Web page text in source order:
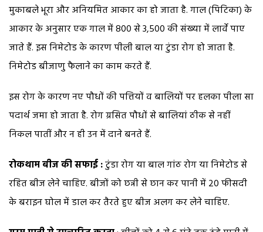
मुकाबले भूरा और अनियमित आकार का हो जाता है. गाल (पिटिका) के
आकार के अनुसार एक गाल में 800 से 3,500 की संख्या में लार्वे पाए
जाते हैं. इस निमेटोड के कारण पीली बाल या टुंडा रोग हो जाता है.
निमेटोड बीजाणु फैलाने का काम करते हैं.
इस रोग के कारण नए पौधों की पत्तियों व बालियों पर हलका पीला सा
पदार्थ जमा हो जाता है. रोग ग्रसित पौधों से बालियां ठीक से नहीं
निकल पातीं और न ही उन में दाने बनते हैं.
रोकथाम बीज की सफाई :टुंडा रोग या बाल गांठ रोग या निमेटोड से
रहित बीज लेने चाहिए. बीजों को छन्नी से छान कर पानी में 20 फीसदी
के बराइन घोल में डाल कर तैरते हुए बीज अलग कर लेने चाहिए.